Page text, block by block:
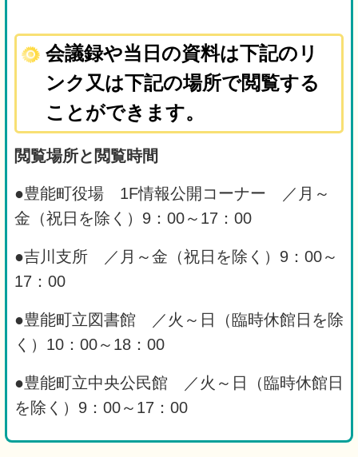
会議録や当日の資料は下記のリ
ンク又は下記の場所で閲覧する
ことができます。
閲覧場所と閲覧時間
●豊能町役場 1F情報公開コーナー ／月～
金（祝日を除く）9：00～17：00
●吉川支所 ／月～金（祝日を除く）9：00～
17：00
●豊能町立図書館 ／火～日（臨時休館日を除
く）10：00～18：00
●豊能町立中央公民館 ／火～日（臨時休館日
を除く）9：00～17：00